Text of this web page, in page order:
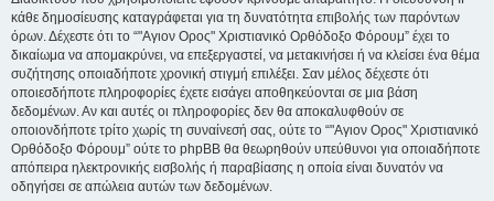
κάθε δημοσίευσης καταγράφεται για τη δυνατότητα επιβολής των παρόντων
όρων. Δέχεστε ότι το “"Αγιον Ορος" Χριστιανικό Ορθόδοξο Φόρουμ” έχει το
δικαίωμα να απομακρύνει, να επεξεργαστεί, να μετακινήσει ή να κλείσει ένα θέμα
συζήτησης οποιαδήποτε χρονική στιγμή επιλέξει. Σαν μέλος δέχεστε ότι
οποιεσδήποτε πληροφορίες έχετε εισάγει αποθηκεύονται σε μια βάση
δεδομένων. Αν και αυτές οι πληροφορίες δεν θα αποκαλυφθούν σε
οποιονδήποτε τρίτο χωρίς τη συναίνεσή σας, ούτε το “"Αγιον Ορος" Χριστιανικό
Ορθόδοξο Φόρουμ” ούτε το phpBB θα θεωρηθούν υπεύθυνοι για οποιαδήποτε
απόπειρα ηλεκτρονικής εισβολής ή παραβίασης η οποία είναι δυνατόν να
οδηγήσει σε απώλεια αυτών των δεδομένων.